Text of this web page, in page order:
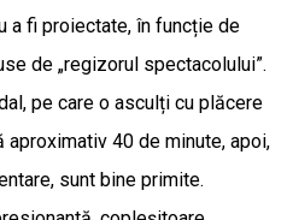
a fi proiectate, în funcție de
de „regizorul spectacolului”.
pe care o asculți cu plăcere
40 de minute, apoi,
sunt bine primite.